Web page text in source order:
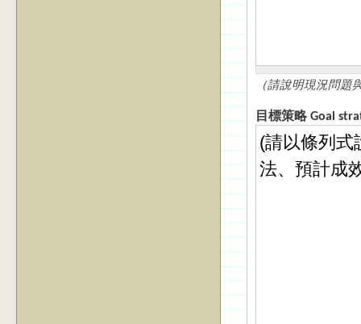
（請說明現況問題
目標策略 Goal